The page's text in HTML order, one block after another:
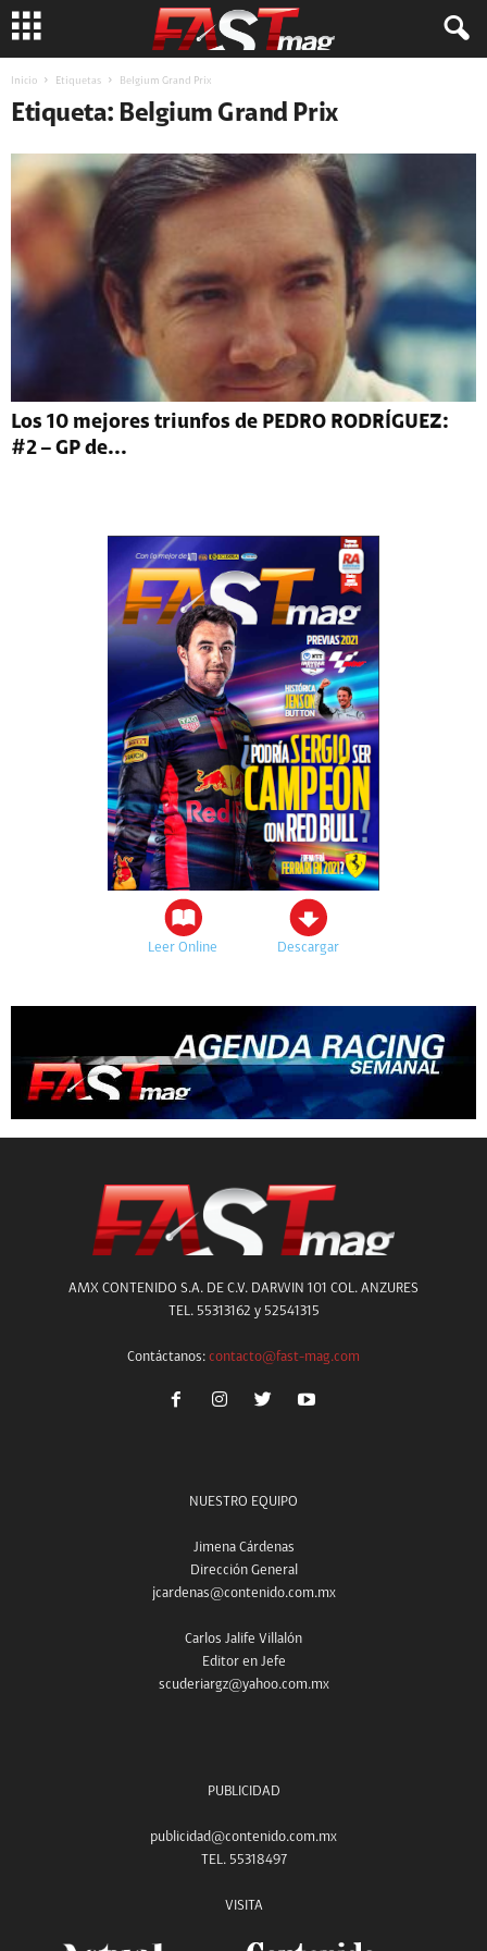
Inicio Etiquetas Belgium Grand Prix
Etiqueta: Belgium Grand Prix
Los 10 mejores triunfos de PEDRO RODRÍGUEZ:
#2 – GP de...
Leer Online Descargar
AMX CONTENIDO S.A. DE C.V. DARWIN 101 COL. ANZURES
TEL. 55313162 y 52541315
Contáctanos: contacto@fast-mag.com
NUESTRO EQUIPO
Jimena Cárdenas
Dirección General
jcardenas@contenido.com.mx
Carlos Jalife Villalón
Editor en Jefe
scuderiargz@yahoo.com.mx
PUBLICIDAD
publicidad@contenido.com.mx
TEL. 55318497
VISITA